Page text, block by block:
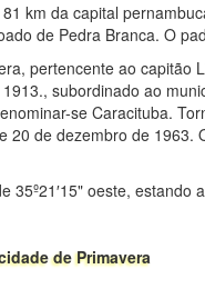
km da capital
de Pedra Branca. O
pertencente ao capitão
subordinado ao
se Caracituba.
20 de dezembro de 1963.
35º21′15" oeste,
de Primavera